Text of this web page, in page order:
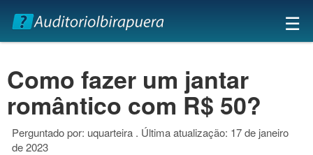
×
☰
Como fazer um jantar
romântico com R$ 50?
Perguntado por: uquarteira . Última atualização: 17 de janeiro
de 2023